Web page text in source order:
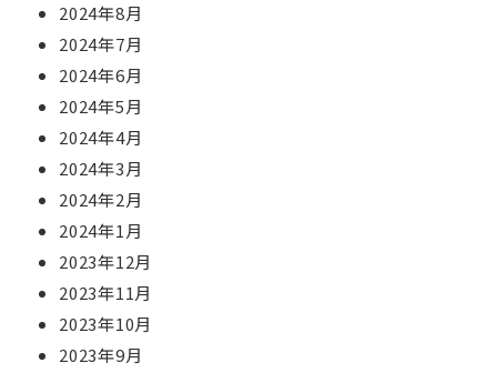
2024年8月
2024年7月
2024年6月
2024年5月
2024年4月
2024年3月
2024年2月
2024年1月
2023年12月
2023年11月
2023年10月
2023年9月